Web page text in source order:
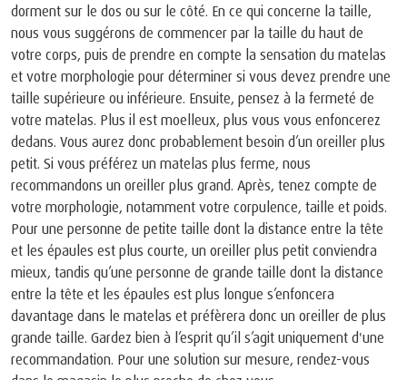
dorment sur le dos ou sur le côté. En ce qui concerne la taille,
nous vous suggérons de commencer par la taille du haut de
votre corps, puis de prendre en compte la sensation du matelas
et votre morphologie pour déterminer si vous devez prendre une
taille supérieure ou inférieure. Ensuite, pensez à la fermeté de
votre matelas. Plus il est moelleux, plus vous vous enfoncerez
dedans. Vous aurez donc probablement besoin d’un oreiller plus
petit. Si vous préférez un matelas plus ferme, nous
recommandons un oreiller plus grand. Après, tenez compte de
votre morphologie, notamment votre corpulence, taille et poids.
Pour une personne de petite taille dont la distance entre la tête
et les épaules est plus courte, un oreiller plus petit conviendra
mieux, tandis qu’une personne de grande taille dont la distance
entre la tête et les épaules est plus longue s’enfoncera
davantage dans le matelas et préfèrera donc un oreiller de plus
grande taille. Gardez bien à l’esprit qu’il s’agit uniquement d'une
recommandation. Pour une solution sur mesure, rendez-vous